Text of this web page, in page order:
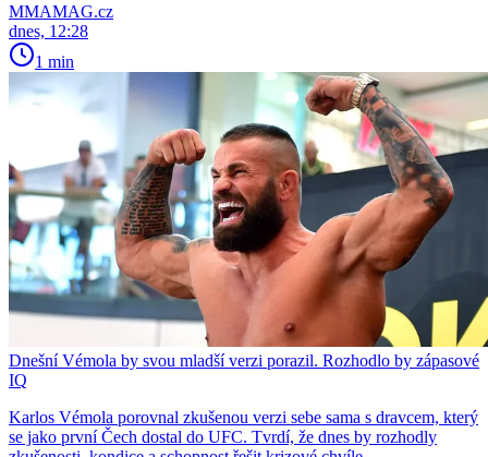
MMAMAG.cz
dnes, 12:28
1 min
Dnešní Vémola by svou mladší verzi porazil. Rozhodlo by zápasové
IQ
Karlos Vémola porovnal zkušenou verzi sebe sama s dravcem, který
se jako první Čech dostal do UFC. Tvrdí, že dnes by rozhodly